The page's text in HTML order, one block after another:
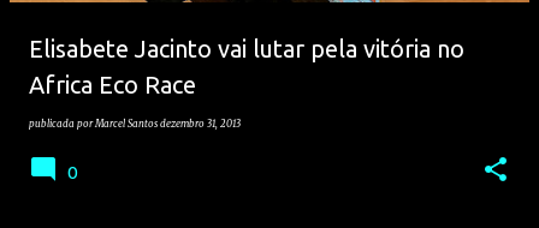
Elisabete Jacinto vai lutar pela vitória no
Africa Eco Race
publicada porMarcel Santos dezembro 31, 2013
0